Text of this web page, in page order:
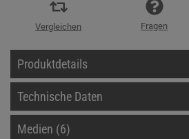
Vergleichen Fragen
Produktdetails
Technische Daten
Medien (6)